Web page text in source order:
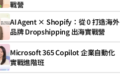
戰營
AI Agent × Shopify：從 0 打造海外
品牌 Dropshipping 出海實戰營
Microsoft 365 Copilot 企業自動化
實戰進階班